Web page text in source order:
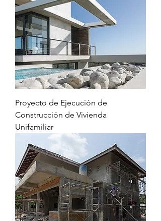
Proyecto de Ejecución de
Construcción de Vivienda
Unifamiliar